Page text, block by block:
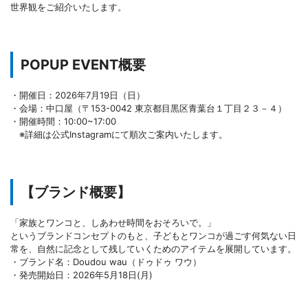
世界観をご紹介いたします。
POPUP EVENT概要
・開催日：2026年7月19日（日）
・会場：中口屋（〒153-0042 東京都目黒区青葉台１丁目２３－４）
・開催時間：10:00~17:00
※詳細は公式Instagramにて順次ご案内いたします。
【ブランド概要】
「家族とワンコと、しあわせ時間をおそろいで。」
というブランドコンセプトのもと、子どもとワンコが過ごす何気ない日
常を、自然に記念として残していくためのアイテムを展開しています。
・ブランド名：Doudou wau（ドゥドゥ ワウ）
・発売開始日：2026年5月18日(月)